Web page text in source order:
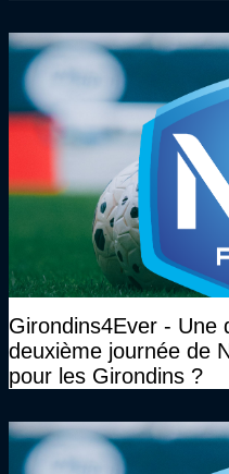
Girondins4Ever - Une
deuxième journée de
pour les Girondins ?